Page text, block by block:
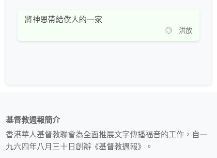
將神恩帶給僕人的一家
◎ 洪放
基督教週報簡介
香港華人基督教聯會為全面推展文字傳播福音的工作，自一
九六四年八月三十日創辦《基督教週報》。